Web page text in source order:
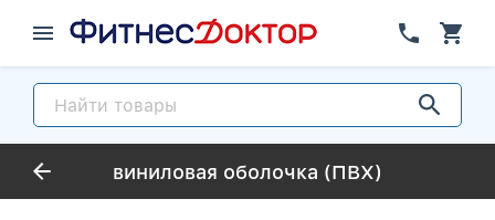
виниловая оболочка (ПВХ)